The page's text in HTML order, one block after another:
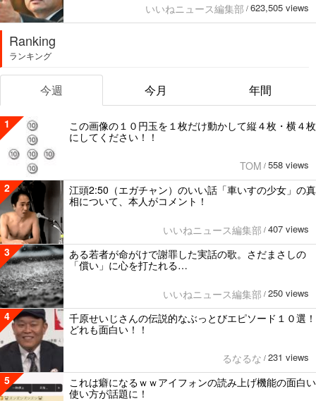
いいねニュース編集部 / 623,505 views
Ranking
ランキング
今週 今月 年間
1
この画像の１０円玉を１枚だけ動かして縦４枚・横４枚
にしてください！！
TOM / 558 views
2
江頭2:50（エガチャン）のいい話「車いすの少女」の真
相について、本人がコメント！
いいねニュース編集部 / 407 views
3
ある若者が命がけで謝罪した実話の歌。さだまさしの
「償い」に心を打たれる…
いいねニュース編集部 / 250 views
4
千原せいじさんの伝説的なぶっとびエピソード１０選！
どれも面白い！！
るなるな / 231 views
5
これは癖になるｗｗアイフォンの読み上げ機能の面白い
使い方が話題に！